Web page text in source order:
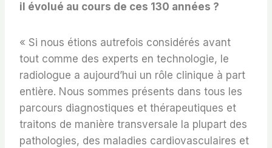
il évolué au cours de ces 130 années ?
« Si nous étions autrefois considérés avant
tout comme des experts en technologie, le
radiologue a aujourd’hui un rôle clinique à part
entière. Nous sommes présents dans tous les
parcours diagnostiques et thérapeutiques et
traitons de manière transversale la plupart des
pathologies, des maladies cardiovasculaires et